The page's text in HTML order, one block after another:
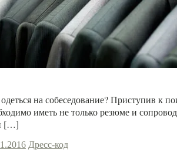
на собеседование? Приступив к
иметь не только резюме и
[…]
Дресс-код